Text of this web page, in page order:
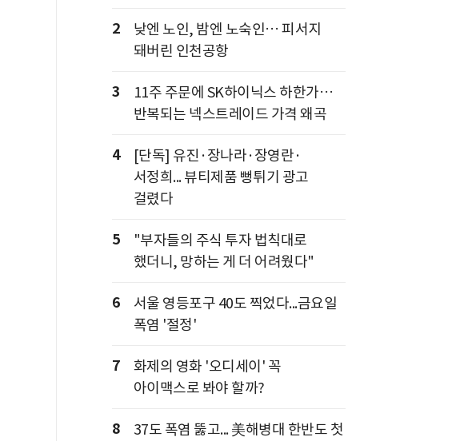
2
낮엔 노인, 밤엔 노숙인… 피서지
돼버린 인천공항
3
11주 주문에 SK하이닉스 하한가…
반복되는 넥스트레이드 가격 왜곡
4
[단독] 유진·장나라·장영란·
서정희... 뷰티제품 뻥튀기 광고
걸렸다
5
"부자들의 주식 투자 법칙대로
했더니, 망하는 게 더 어려웠다"
6
서울 영등포구 40도 찍었다...금요일
폭염 '절정'
7
화제의 영화 '오디세이' 꼭
아이맥스로 봐야 할까?
8
37도 폭염 뚫고... 美해병대 한반도 첫